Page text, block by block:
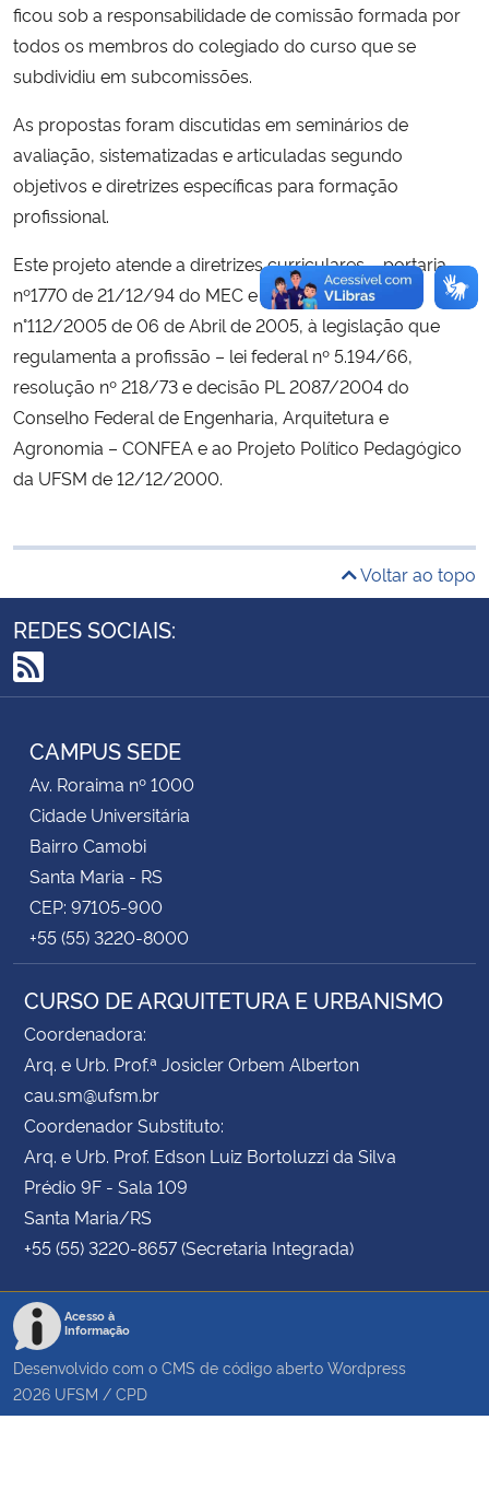
Ministério da Mulher, da Família e dos Direitos Humanos
Secretaria-Geral
Secretaria de Governo
Gabinete de Segurança Institucional
Advocacia-Geral da União
Planalto
ficou sob a responsabilidade de comissão formada por
todos os membros do colegiado do curso que se
subdividiu em subcomissões.
As propostas foram discutidas em seminários de
avaliação, sistematizadas e articuladas segundo
objetivos e diretrizes específicas para formação
profissional.
Este projeto atende a diretrizes curriculares – portaria
nº1770 de 21/12/94 do MEC e Parecer CNE/CES
n°112/2005 de 06 de Abril de 2005, à legislação que
regulamenta a profissão – lei federal nº 5.194/66,
resolução nº 218/73 e decisão PL 2087/2004 do
Conselho Federal de Engenharia, Arquitetura e
Agronomia – CONFEA e ao Projeto Político Pedagógico
da UFSM de 12/12/2000.
Voltar ao topo
REDES SOCIAIS:
RSS
CAMPUS SEDE
Av. Roraima nº 1000
Cidade Universitária
Bairro Camobi
Santa Maria - RS
CEP: 97105-900
+55 (55) 3220-8000
CURSO DE ARQUITETURA E URBANISMO
Coordenadora:
Arq. e Urb. Prof.ª Josicler Orbem Alberton
cau.sm@ufsm.br
Coordenador Substituto:
Arq. e Urb. Prof. Edson Luiz Bortoluzzi da Silva
Prédio 9F - Sala 109
Santa Maria/RS
+55 (55) 3220-8657 (Secretaria Integrada)
Acesso à
Informação
Desenvolvido com o CMS de código aberto Wordpress
2026 UFSM / CPD